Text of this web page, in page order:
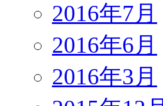
2016年7月
2016年6月
2016年3月